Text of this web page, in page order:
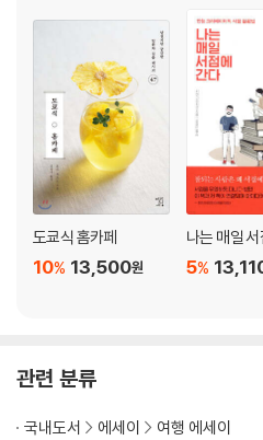
도쿄식 홈카페
13,500원
10%
나는 매일
5%
관련 분류
국내도서 에세이
여행 에세이